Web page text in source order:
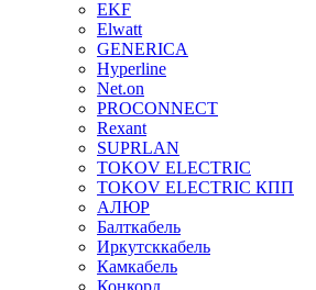
EKF
Elwatt
GENERICA
Hyperline
Net.on
PROCONNECT
Rexant
SUPRLAN
TOKOV ELECTRIC
TOKOV ELECTRIC КПП
АЛЮР
Балткабель
Иркутсккабель
Камкабель
Конкорд